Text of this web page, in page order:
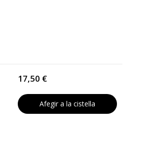
17,50 €
Afegir a la cistella